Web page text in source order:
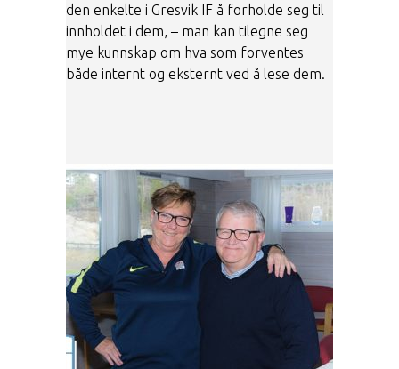
den enkelte i Gresvik IF å forholde seg til
innholdet i dem, – man kan tilegne seg
mye kunnskap om hva som forventes
både internt og eksternt ved å lese dem.